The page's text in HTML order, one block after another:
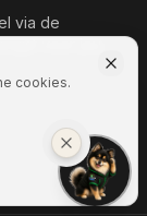
via de
cookies.